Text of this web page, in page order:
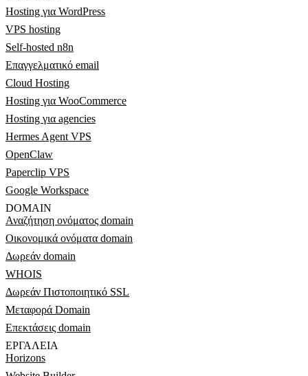
Hosting για WordPress
VPS hosting
Self-hosted n8n
Επαγγελματικό email
Cloud Hosting
Hosting για WooCommerce
Hosting για agencies
Hermes Agent VPS
OpenClaw
Paperclip VPS
Google Workspace
DOMAIN
Αναζήτηση ονόματος domain
Οικονομικά ονόματα domain
Δωρεάν domain
WHOIS
Δωρεάν Πιστοποιητικό SSL
Μεταφορά Domain
Επεκτάσεις domain
ΕΡΓΑΛΕΊΑ
Horizons